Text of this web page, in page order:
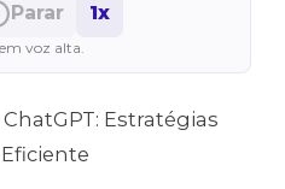
Parar 1x
voz alta.
Estratégias